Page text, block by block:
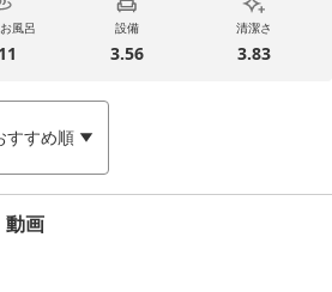
風呂 設備
3.56
清潔さ
3.83
すすめ順
動画